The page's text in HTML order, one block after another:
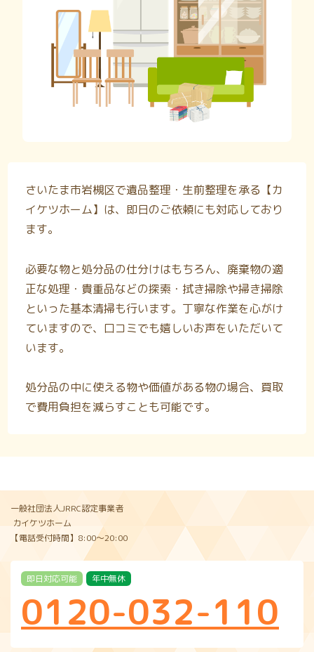
さいたま市岩槻区で遺品整理・生前整理を承る【カ
イケツホーム】は、即日のご依頼にも対応しており
ます。
必要な物と処分品の仕分けはもちろん、廃棄物の適
正な処理・貴重品などの探索・拭き掃除や掃き掃除
といった基本清掃も行います。丁寧な作業を心がけ
ていますので、口コミでも嬉しいお声をいただいて
います。
処分品の中に使える物や価値がある物の場合、買取
で費用負担を減らすことも可能です。
一般社団法人JRRC認定事業者
カイケツホーム
【電話受付時間】8:00〜20:00
即日対応可能 年中無休
0120-032-110